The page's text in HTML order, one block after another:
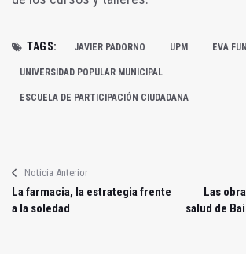
TAGS: JAVIER PADORNO UPM EVA
UNIVERSIDAD POPULAR MUNICIPAL
ESCUELA DE PARTICIPACIÓN CIUDADANA
Noticia Anterior
La farmacia, la estrategia frente
a la soledad
Las
salud de